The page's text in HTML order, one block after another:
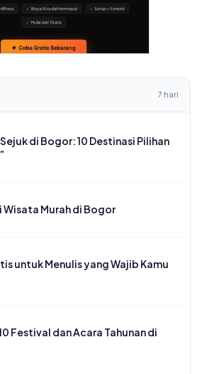
7 hari
di Bogor: 10 Destinasi Pilihan
Wisata Murah di Bogor
untuk Menulis yang Wajib Kamu
Festival dan Acara Tahunan di